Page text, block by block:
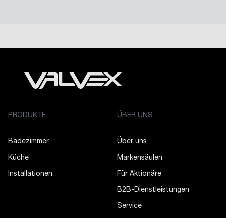
PRODUKTE
Badezimmer
Küche
Installationen
ÜBER UNS
Über uns
Markensäulen
Für Aktionäre
B2B-Dienstleistungen
Service